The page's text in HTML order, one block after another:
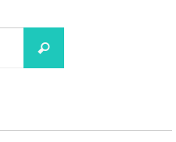
Search